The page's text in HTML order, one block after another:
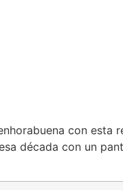
con esta
década con un